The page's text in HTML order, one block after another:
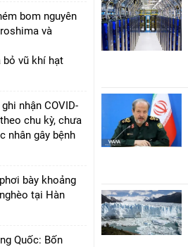
bom nguyên
và
bỏ vũ khí hạt
nhận COVID-
chu kỳ, chưa
nhân gây bệnh
bày khoảng
tại Hàn
Quốc: Bốn